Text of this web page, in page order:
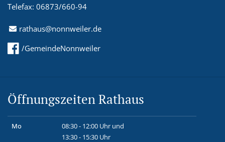
Telefax: 06873/660-94
rathaus@nonnweiler.de
/GemeindeNonnweiler
Öffnungszeiten Rathaus
Mo
08:30 - 12:00 Uhr und
13:30 - 15:30 Uhr